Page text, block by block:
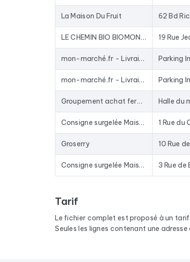
La Maison Du Fruit 62 Bd
LE CHEMIN BIO BIOMONDE 19 Rue
mon-marché.fr - Livraison des produits frais Grand Frais à domicile
mon-marché.fr - Livraison des produits frais Grand Frais à domicile
Groupement achat fermier - Retrait des commandes chaque mercredi. Halle du
Consigne surgelée Maison Thiriet
Groserry 10 Rue
Consigne surgelée Maison Thiriet 3 Rue de
Tarif
Le fichier complet est proposé à un
Seules les lignes contenant une